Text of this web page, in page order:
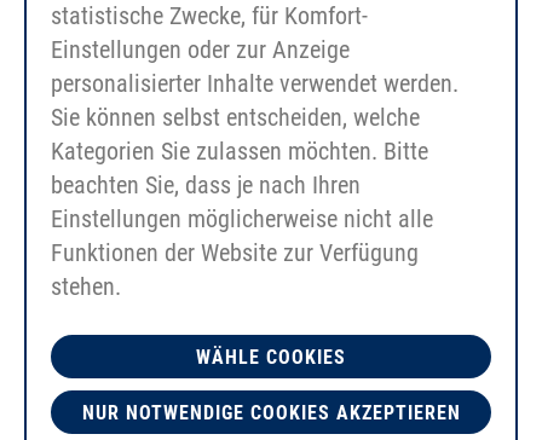
Szczęki zaciskowe RS do szczeciny
statistische Zwecke, für Komfort-
Einstellungen oder zur Anzeige
personalisierter Inhalte verwendet werden.
Sie können selbst entscheiden, welche
Kategorien Sie zulassen möchten. Bitte
beachten Sie, dass je nach Ihren
Einstellungen möglicherweise nicht alle
Funktionen der Website zur Verfügung
stehen.
WÄHLE COOKIES
NUR NOTWENDIGE COOKIES AKZEPTIEREN